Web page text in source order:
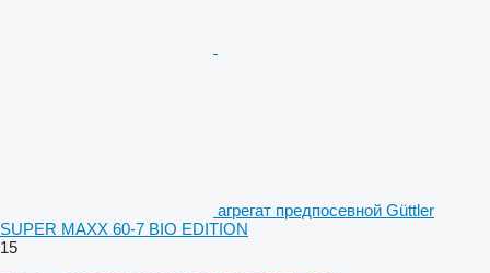
агрегат предпосевной Güttler
SUPER MAXX 60-7 BIO EDITION
15